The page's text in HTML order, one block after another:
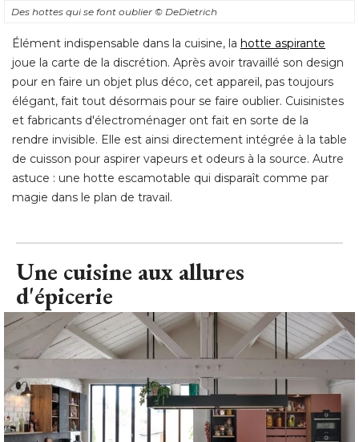
Des hottes qui se font oublier © DeDietrich
Élément indispensable dans la cuisine, la hotte aspirante
joue la carte de la discrétion. Après avoir travaillé son design
pour en faire un objet plus déco, cet appareil, pas toujours
élégant, fait tout désormais pour se faire oublier. Cuisinistes
et fabricants d'électroménager ont fait en sorte de la
rendre invisible. Elle est ainsi directement intégrée à la table
de cuisson pour aspirer vapeurs et odeurs à la source. Autre
astuce : une hotte escamotable qui disparaît comme par
magie dans le plan de travail.
Une cuisine aux allures
d'épicerie